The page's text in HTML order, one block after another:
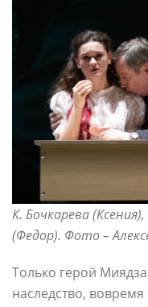
К. Бочкарева
(Федор). Фото –
Только герой
наследство,